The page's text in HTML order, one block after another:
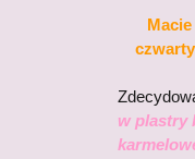
w plastry